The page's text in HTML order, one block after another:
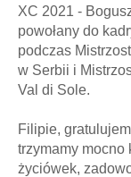
XC 2021 -
powołany do
podczas
w Serbii i
Val di Sole.
Filipie,
trzymamy mocno
życiówek,